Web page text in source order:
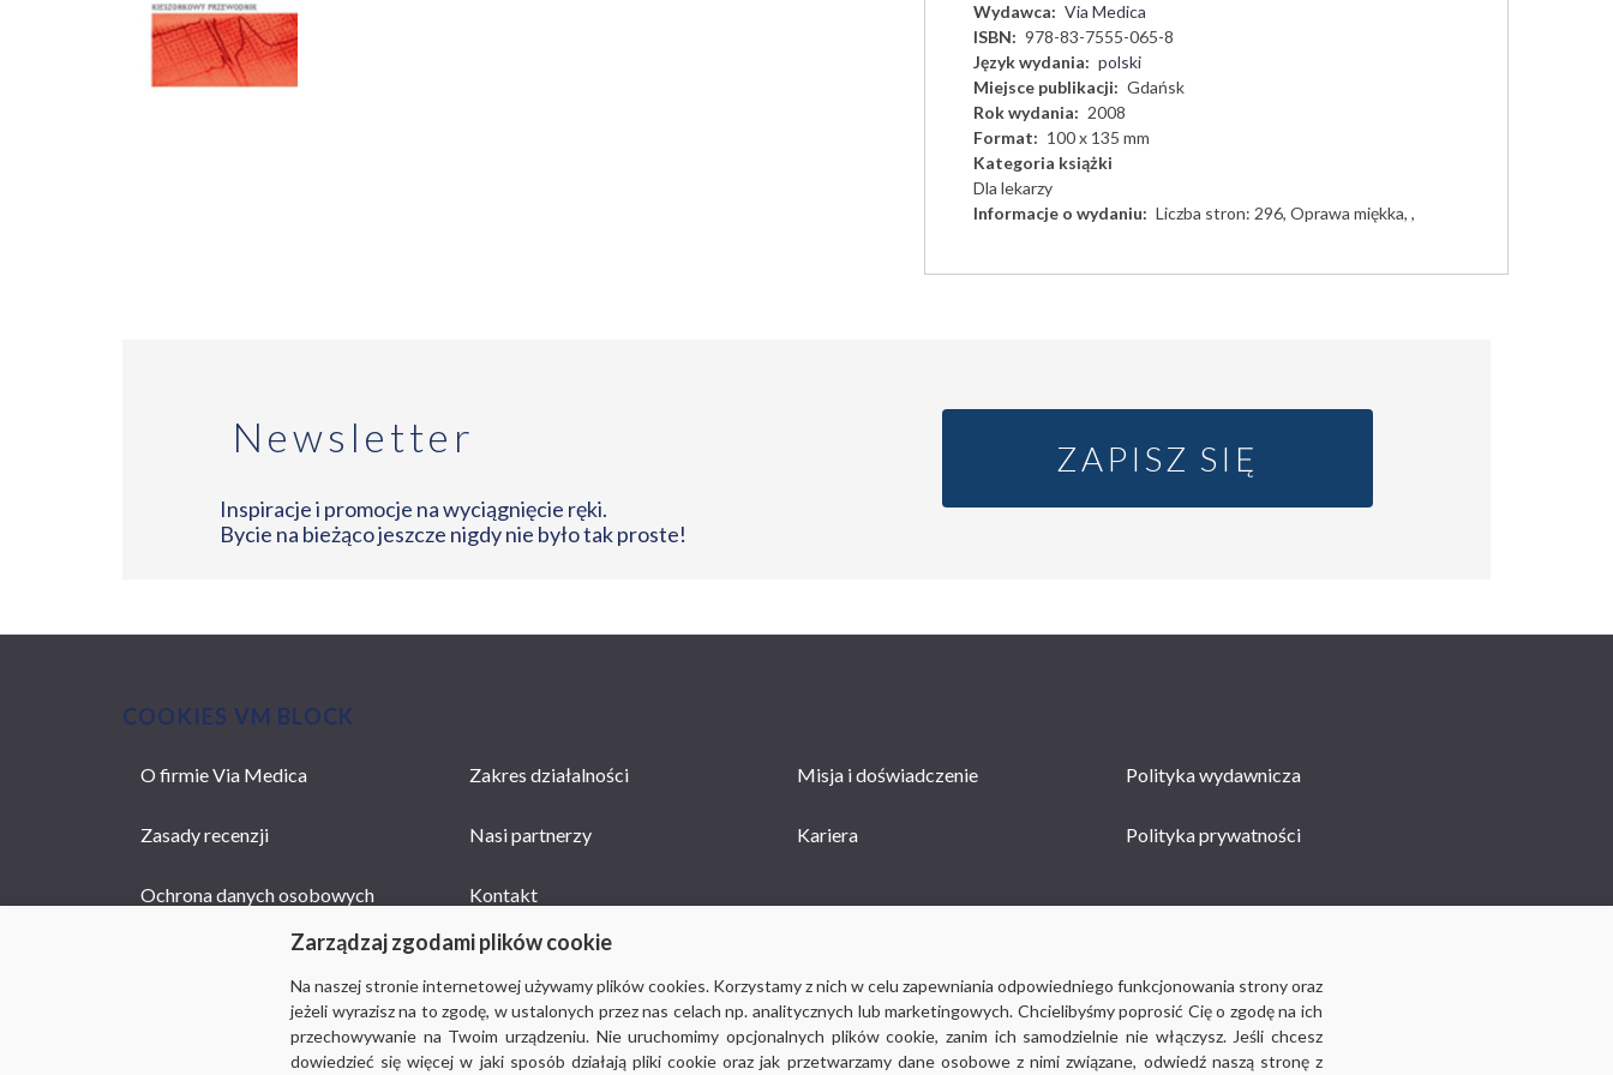
Wydawca
Via Medica
ISBN
978-83-7555-065-8
Język wydania
polski
Miejsce publikacji
Gdańsk
Rok wydania
2008
Format
100 x 135 mm
Kategoria książki
Dla lekarzy
Informacje o wydaniu
Liczba stron: 296, Oprawa miękka, ,
Newsletter
Inspiracje i promocje na wyciągnięcie ręki.
Bycie na bieżąco jeszcze nigdy nie było tak proste!
ZAPISZ SIĘ
COOKIES VM BLOCK
Zarządzaj zgodami plików cookie
Na naszej stronie internetowej używamy plików cookies. Korzystamy z nich w celu zapewniania odpowiedniego funkcjonowania strony oraz
jeżeli wyrazisz na to zgodę, w ustalonych przez nas celach np. analitycznych lub marketingowych. Chcielibyśmy poprosić Cię o zgodę na ich
przechowywanie na Twoim urządzeniu. Nie uruchomimy opcjonalnych plików cookie, zanim ich samodzielnie nie włączysz. Jeśli chcesz
dowiedzieć się więcej w jaki sposób działają pliki cookie oraz jak przetwarzamy dane osobowe z nimi związane, odwiedź naszą stronę z
MAIN
O firmie Via Medica Zakres działalności Misja i doświadczenie Polityka wydawnicza
Zasady recenzji Nasi partnerzy Kariera Polityka prywatności
Ochrona danych osobowych Kontakt
© 2018-2019Via Medica, wszystkie prawa zastrzeżone
Ważne: strona viamedica.pl wykorzystuje pliki cookies.